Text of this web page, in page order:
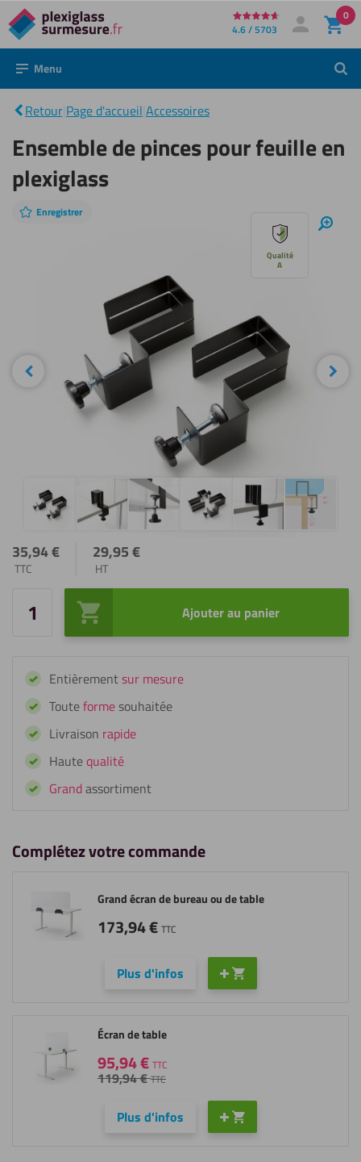
Directement
au
contenu
4.6 / 5703 Mon compte
Se connecter
0
Menu
Retour Page d'accueil Accessoires
Ensemble
pour
feuille en
plexiglass
Ensemble de pinces pour feuille en
plexiglass
diaporama
Enregistrer
Zoom
Qualité
A
Précédent
35,94€
TTC
29,95€
HT
quantité
de
pinces
pour
feuille
en
plexiglass
Ajouter au panier
Entièrementsur mesure
Touteforme souhaitée
Livraison rapide
Hautequalité
Grandassortiment
Complétez votre commande
Plus d'infos
Grand écran de bureau ou de table
173,94€ TTC
Plus d'infos
Écran de table
95,94€ TTC
119,94€ TTC